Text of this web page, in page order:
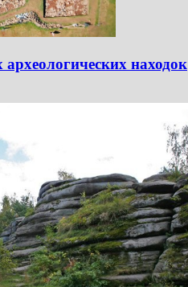
находок